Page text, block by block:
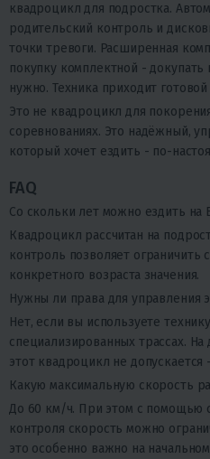
квадроцикл для подростка.
родительский контроль и
точки тревоги. Расширенная
покупку комплектной -
нужно. Техника приходит готовой
Это не квадроцикл для
соревнованиях. Это надёжный,
который хочет ездить - по-
FAQ
Со скольки лет можно ездить на
Квадроцикл рассчитан на
контроль позволяет ограничить
конкретного возраста значения.
Нужны ли права для управления
Нет, если вы используете
специализированных трассах.
этот квадроцикл не
Какую максимальную скорость
До 60 км/ч. При этом с помощью
контроля скорость можно
это особенно важно на